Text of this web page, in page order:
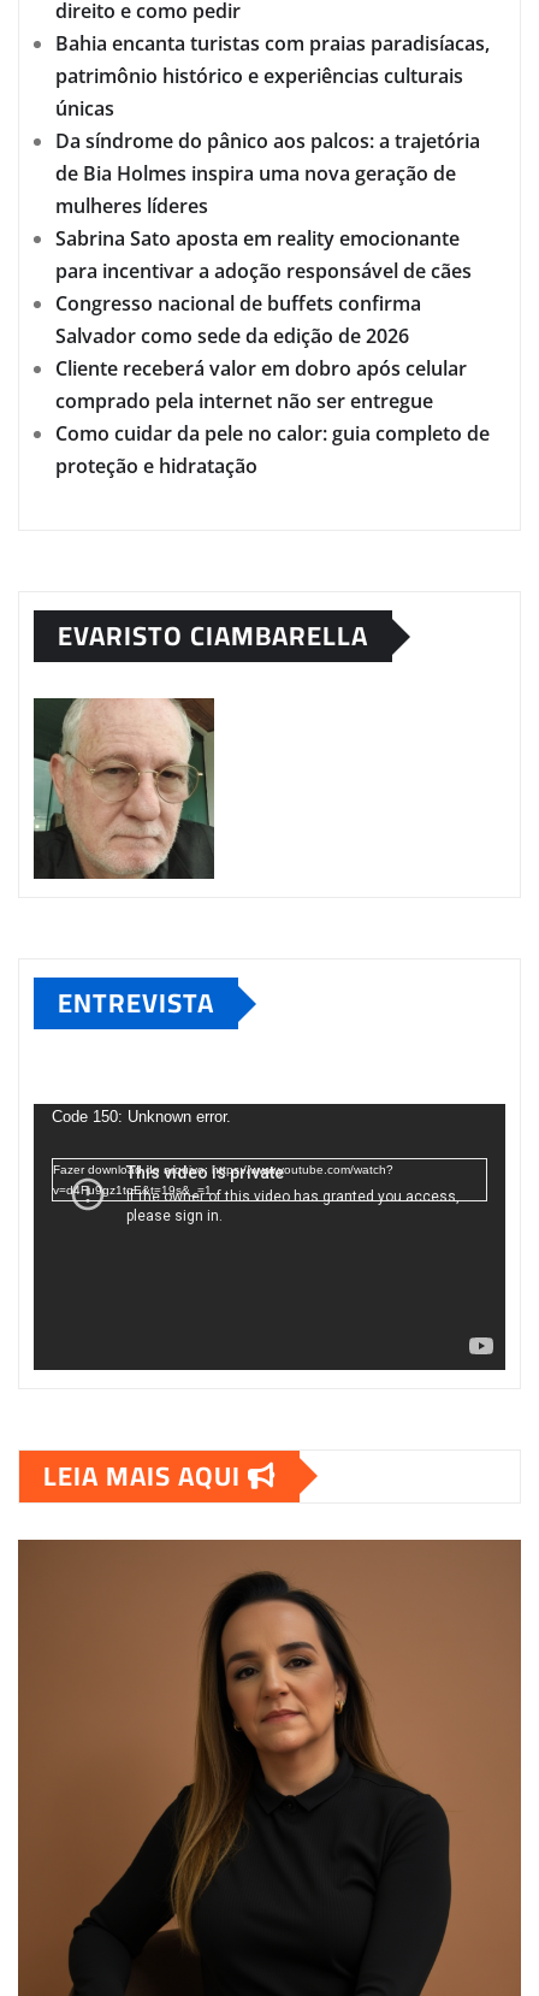
direito e como pedir
Bahia encanta turistas com praias paradisíacas,
patrimônio histórico e experiências culturais
únicas
Da síndrome do pânico aos palcos: a trajetória
de Bia Holmes inspira uma nova geração de
mulheres líderes
Sabrina Sato aposta em reality emocionante
para incentivar a adoção responsável de cães
Congresso nacional de buffets confirma
Salvador como sede da edição de 2026
Cliente receberá valor em dobro após celular
comprado pela internet não ser entregue
Como cuidar da pele no calor: guia completo de
proteção e hidratação
EVARISTO CIAMBARELLA
ENTREVISTA
deCode 150: Unknown error.
Fazer download do arquivo: https://www.youtube.com/watch?
v=d4Fu9gz1tqE&t=19s&_=1
LEIA MAIS AQUI